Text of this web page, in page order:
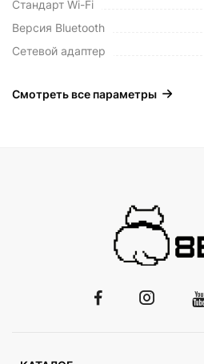
Стандарт Wi-Fi
Версия Bluetooth
Сетевой адаптер
Смотреть все параметры